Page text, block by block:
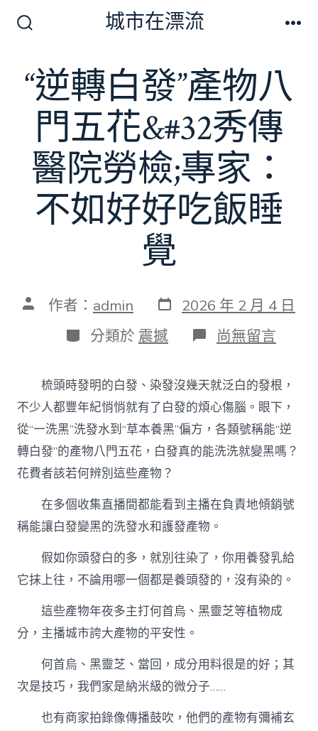
切
換
開
關
城市在漂流
“逆轉白發”產物八
門五花&#32秀傳
醫院勞檢;專家：
不如好好吃飯睡
覺
文 作者： admin 發
表
日
期
2026 年 2 月 4 日
分
類
分類於 震撼 在
〈“逆
白
發”
產
物
八
門
五
秀
傳
醫
院
勞
檢;
專
家：
不
好
吃
飯
覺〉
尚無留言
梳頭時發明的白發、染發沒幾天就泛白的發根，
不少人都豐年紀悄悄就有了白發的煩心傷腦。眼下，
從“一洗黑”洗發水到“草本養黑”偏方，各類號稱能“逆
轉白發”的產物八門五花，白發真的能洗洗就變黑嗎？
花費者該若何辨別這些產物？
在多個收集直播間都能看到主播在負責地傾銷號
稱能讓白發變黑的洗發水和護發產物。
假如你頭發白的多，就別往染了，你用養發乳給
它抹上往，不論用哪一個都是養頭發的，沒有染的。
這些產物年夜多主打何首烏、黑靈芝等植物成
分，主播城市誇大產物的平安性。
何首烏、黑靈芝、當回，成分用料很是的好；其
次是技巧，我們家是納米級的微分子……
也有商家拍錄像傳播鼓吹，他們的產物有彌補玄